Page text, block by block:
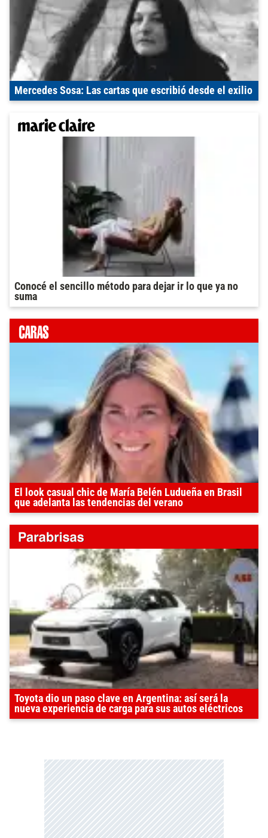
Mercedes Sosa: Las cartas que escribió desde el exilio
Conocé el sencillo método para dejar ir lo que ya no
suma
El look casual chic de María Belén Ludueña en Brasil
que adelanta las tendencias del verano
Toyota dio un paso clave en Argentina: así será la
nueva experiencia de carga para sus autos eléctricos